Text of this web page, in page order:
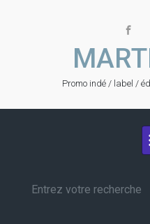
Promo indé / label /